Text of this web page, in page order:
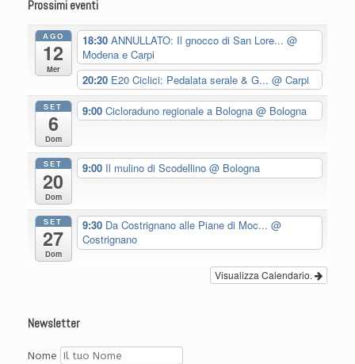
Prossimi eventi
AGO
12
Mer
18:30 ANNULLATO: Il gnocco di San Lore... @
Modena e Carpi
20:20 E20 Ciclici: Pedalata serale & G... @ Carpi
SET
6
Dom
9:00 Cicloraduno regionale a Bologna @ Bologna
SET
20
Dom
9:00 Il mulino di Scodellino @ Bologna
SET
27
Dom
9:30 Da Costrignano alle Piane di Moc... @
Costrignano
Visualizza Calendario.
Newsletter
Nome